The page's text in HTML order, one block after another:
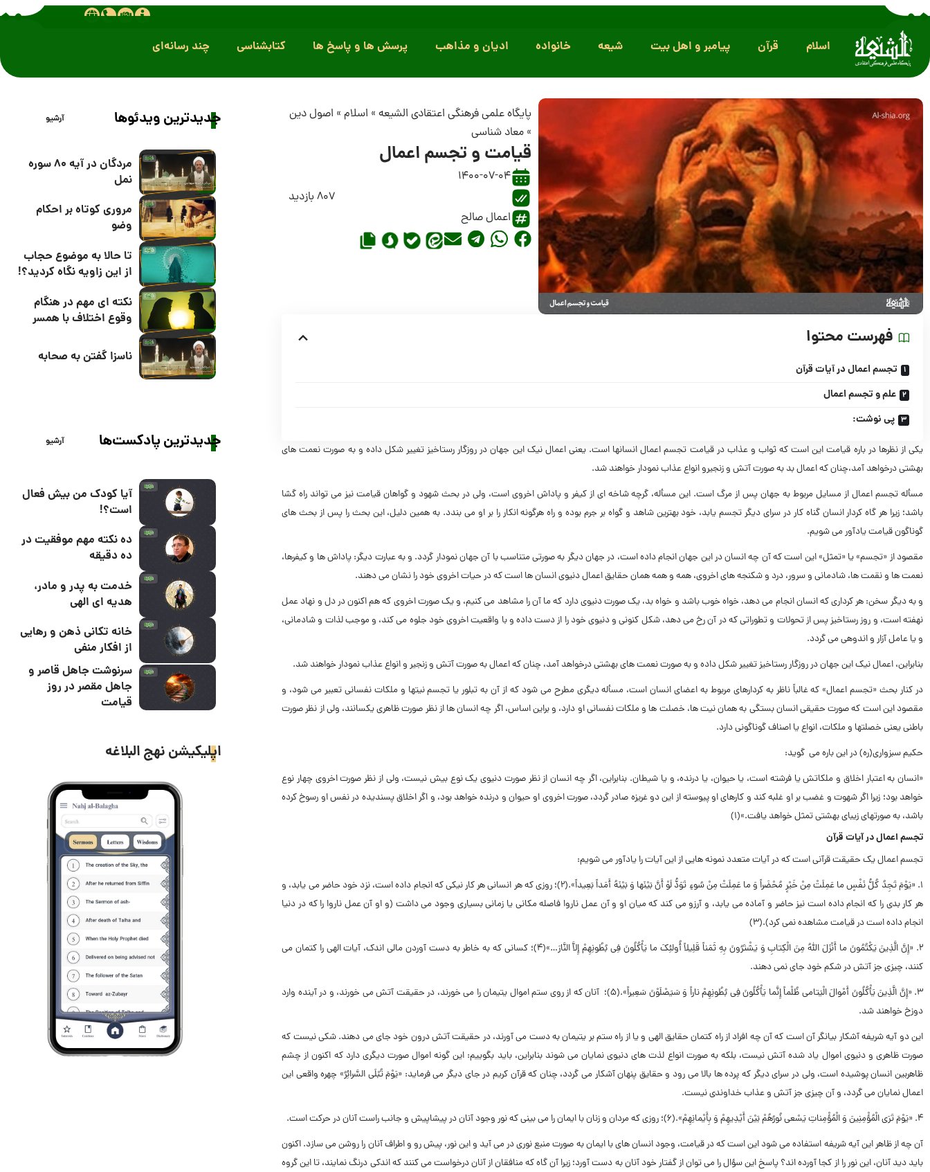
اسلام قرآن پیامبر و اهل بیت شیعه خانواده ادیان و مذاهب پرسش ها و پاسخ ها کتابشناسی چند رسانه‌ای
پایگاه علمی فرهنگی اعتقادی الشیعه » اسلام » اصول دین
»معاد شناسی
قیامت و تجسم اعمال
1400-07-04
807 بازدید
اعمال صالح
فهرست محتوا
تجسم اعمال در آیات قرآن
علم و تجسم اعمال
پى نوشت:
یکی از نظرها در باره قیامت این است که ثواب و عذاب در قیامت تجسم اعمال انسانها است. یعنی اعمال نیک این جهان در روزگار رستاخیز تغییر شکل داده و به صورت نعمت هاى
بهشتى درخواهد آمد،چنان که اعمال بد به صورت آتش و زنجیرو انواع عذاب نمودار خواهند شد.
مسأله تجسم اعمال از مسایل مربوط به جهان پس از مرگ است. این مسأله، گرچه شاخه اى از کیفر و پاداش اخروى است، ولى در بحث شهود و گواهان قیامت نیز مى تواند راه گشا
باشد؛ زیرا هر گاه کردار انسان گناه کار در سراى دیگر تجسم یابد، خود بهترین شاهد و گواه بر جرم بوده و راه هرگونه انکار را بر او مى بندد. به همین دلیل، این بحث را پس از بحث هاى
گوناگون قیامت یادآور مى شویم.
مقصود از «تجسم» ‌یا «تمثل» این است که آن چه انسان در این جهان انجام داده است، در جهان دیگر به صورتى متناسب با آن جهان نمودار گردد. و به عبارت دیگر: پاداش ها و کیفرها،
نعمت ها و نقمت ها، شادمانى و سرور، درد و شکنجه هاى اخروى، همه و همه همان حقایق اعمال دنیوى انسان ها است که در حیات اخروى خود را نشان مى دهند.
و به دیگر سخن: هر کردارى که انسان انجام مى دهد، خواه خوب باشد و خواه بد، یک صورت دنیوى دارد که ما آن را مشاهد مى کنیم، و یک صورت اخروى که هم اکنون در دل و نهاد عمل
نهفته است، و روز رستاخیز پس از تحولات و تطوراتى که در آن رخ مى دهد، شکل کنونى و دنیوى خود را از دست داده و با واقعیت اخروى خود جلوه مى کند، و موجب لذات و شادمانى،
و یا عامل آزار و اندوهى مى گردد.
بنابراین، اعمال نیک این جهان در روزگار رستاخیز تغییر شکل داده و به صورت نعمت هاى بهشتى درخواهد آمد، چنان که اعمال به صورت آتش و زنجیر و انواع عذاب نمودار خواهند شد.
در کنار بحث «تجسم اعمال» که غالباً ناظر به کردارهاى مربوط به اعضاى انسان است، مسأله دیگرى مطرح مى شود که از آن به تبلور یا تجسم نیتها و ملکات نفسانى تعبیر مى شود، و
مقصود این است که صورت حقیقى انسان بستگى به همان نیت ها، خصلت ها و ملکات نفسانى او دارد، و براین اساس، اگر چه انسان ها از نظر صورت ظاهرى یکسانند، ولى از نظر صورت
باطنى یعنى خصلتها و ملکات، ‌انواع یا اصناف گوناگونى دارد.
حکیم سبزواری(ره) در این باره مى گوید:
«انسان به اعتبار اخلاق و ملکاتش یا فرشته است، یا حیوان، یا درنده، و یا شیطان. بنابراین، اگر چه انسان از نظر صورت دنیوى یک نوع بیش نیست، ولى از نظر صورت اخروى چهار نوع
خواهد بود؛ زیرا اگر شهوت و غضب بر او غلبه کند و کارهاى او پیوسته از این دو غریزه صادر گردد، صورت اخروى او حیوان و درنده خواهد بود، و اگر اخلاق پسندیده در نفس او رسوخ کرده
باشد، به صورتهاى زیباى بهشتى تمثل خواهد یافت.»(۱)
تجسم اعمال در آیات قرآن
تجسم اعمال یک حقیقت قرآنى است که در آیات متعدد نمونه هایى از این آیات را یادآور مى شویم:
۱. «یَوْمَ تَجِدُ کُلُّ نَفْسٍ ما عَمِلَتْ مِنْ خَیْرٍ مُحْضَراً وَ ما عَمِلَتْ مِنْ سُوءٍ تَوَدُّ لَوْ أَنَّ بَیْنَها وَ بَیْنَهُ أَمَداً بَعِیداً».(۲)؛
روزى که هر انسانى هر کار نیکى که انجام داده است، نزد خود حاضر مى یابد، و
هر کار بدى را که انجام داده است نیز حاضر و آماده مى یابد، و آرزو مى کند که میان او و آن عمل ناروا فاصله مکانى یا زمانى بسیارى وجود مى داشت (و او آن عمل ناروا را که در دنیا
انجام داده است در قیامت مشاهده نمى کرد).(۳)
۲. «إِنَّ الَّذِینَ یَکْتُمُونَ ما أَنْزَلَ اللَّهُ مِنَ الْکِتابِ وَ یَشْتَرُونَ بِهِ ثَمَناً قَلِیلاً أُولئِکَ ما یَأْکُلُونَ فِى بُطُونِهِمْ إِلاَّ النَّارَ…»(۴)؛
کسانى که به خاطر به دست آوردن مالى اندک، آیات الهى را کتمان مى
کنند، چیزى جز آتش در شکم خود جاى نمى دهند.
۳. «إِنَّ الَّذِینَ یَأْکُلُونَ أَمْوالَ الْیَتامى ظُلْماً إِنَّما یَأْکُلُونَ فِى بُطُونِهِمْ ناراً وَ سَیَصْلَوْنَ سَعِیراً».(۵)؛
آنان که از روى ستم اموال یتیمان را مى خورند، در حقیقت آتش مى خورند، و در آینده وارد
دوزخ خواهند شد.
این دو آیه شریفه آشکار بیانگر آن است که آن چه افراد از راه کتمان حقایق الهى و یا از راه ستم بر یتیمان به دست مى آورند، در حقیقت آتش درون خود جاى مى دهند. شکى نیست که
صورت ظاهرى و دنیوى اموال یاد شده آتش نیست، بلکه به صورت انواع لذت هاى دنیوى نمایان مى شوند بنابراین، باید بگوییم: این گونه اموال صورت دیگرى دارد که اکنون از چشم
ظاهربین انسان پوشیده است، ولى در سراى دیگر که پرده ها بالا مى رود و حقایق پنهان آشکار مى گردد، چنان که قرآن کریم در جاى دیگر مى فرماید: «یَوْمَ تُبْلَى السَّرائِرُ» چهره واقعى این
اعمال نمایان مى گردد، و آن چیزى جز آتش و عذاب خداوندى نیست.
۴. «یَوْمَ تَرَى الْمُؤْمِنِینَ وَ الْمُؤْمِناتِ یَسْعى نُورُهُمْ بَیْنَ أَیْدِیهِمْ وَ بِأَیْمانِهِمْ».(۶)؛
روزى که مردان و زنان با ایمان را مى بینى که نور وجود آنان در پیشاپیش و جانب راست آنان در حرکت است.
آن چه از ظاهر این آیه شریفه استفاده مى شود این است که در قیامت، وجود انسان هاى با ایمان به صورت منبع نورى در مى آید و این نور، پیش رو و اطراف آنان را روشن مى سازد. اکنون
باید دید آنان، ‌این نور را از کجا آورده اند؟ پاسخ این سؤال را مى توان از گفتار خود آنان به دست آورد؛ زیرا آن گاه که منافقان از آنان درخواست مى کنند که اندکى درنگ نمایند، تا این گروه
جدیدترین ویدئوها آرشیو
مردگان در آیه 80 سوره
نمل
مروری کوتاه بر احکام
وضو
تا حالا به موضوع حجاب
از این زاویه نگاه کردید؟!
نکته ای مهم در هنگام
وقوع اختلاف با همسر
ناسزا گفتن به صحابه
جدیدترین پادکست‌ها آرشیو
آیا کودک من بیش فعال
است؟!
ده نکته مهم موفقیت در
ده دقیقه
خدمت به پدر و مادر،
هدیه ای الهی
خانه تکانی ذهن و رهایی
از افکار منفی
سرنوشت جاهل قاصر و
جاهل مقصر در روز
قیامت
اپلیکیشن نهج البلاغه